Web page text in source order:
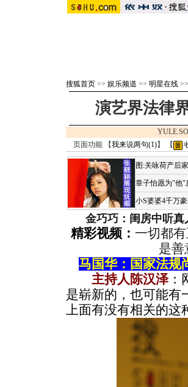
搜狐首页 >> 娱乐频道 >> 明星在线 >>
演艺界法律
页面功能 【我来说两句(1)】 【
图:关咏荷产后
章子怡愿为"他"
小S婆婆4千万
金巧巧：闺房中听真
精彩视频： 一切都
是善
马国华：国家法规
主持人陈汉泽：
是崭新的，也可能有
上面有没有相关的这